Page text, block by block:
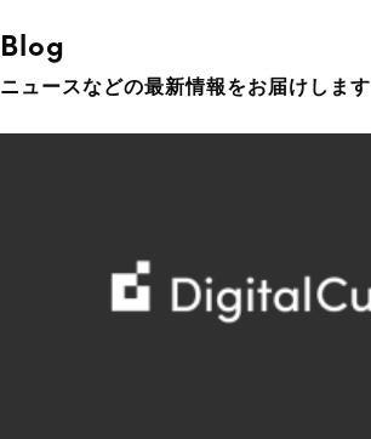
Blog
ニュースなどの最新情報をお届けします